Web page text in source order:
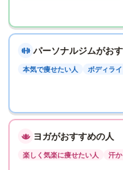
パーソナルジムがお
本気で痩せたい人 ボディラ
ヨガがおすすめの人
楽しく気楽に痩せたい人 汗